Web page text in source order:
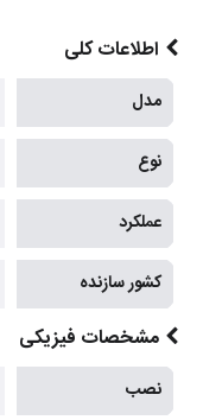
اطلاعات کلی
مدل
نوع
عملکرد
کشور سازنده
مشخصات فیزیکی
نصب